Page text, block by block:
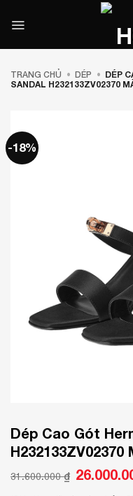
qua
TRANG CHỦ • DÉP • DÉP
SANDAL H232133ZV02370
-18%
Dép Cao Gót
31.600.000₫ Giá
gốc